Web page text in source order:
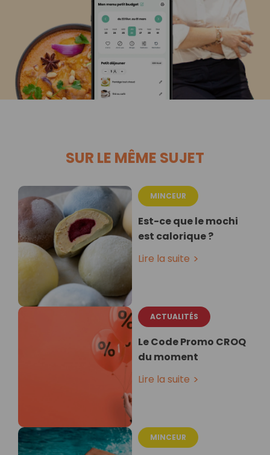
SUR LE MÊME SUJET
MINCEUR
Est-ce que le mochi
est calorique ?
Lire la suite
ACTUALITÉS
Le Code Promo CROQ
du moment
Lire la suite
MINCEUR